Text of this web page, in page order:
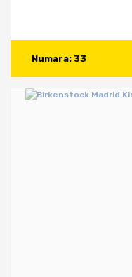
Numara: 33